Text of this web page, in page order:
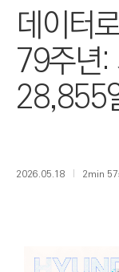
데이터
79주년:
28,855
2026.05.18 2min